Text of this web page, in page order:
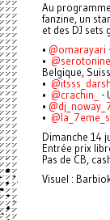
Au
fanzine, un
et des DJ sets
•⁠ @omarayari
•⁠ ⁠⁠
Belgique,
•⁠ ⁠⁠⁠
•⁠ ⁠⁠ @crachin_
-
•⁠
•⁠ ⁠
Dimanche 14
Entrée prix
Pas de CB,
Visuel :